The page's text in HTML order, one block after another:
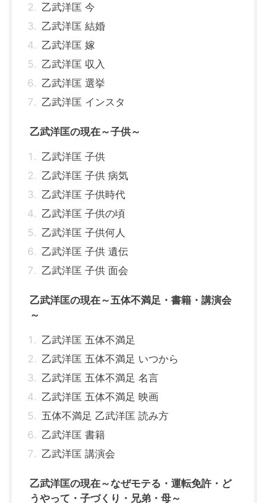
乙武洋匡 今
乙武洋匡 結婚
乙武洋匡 嫁
乙武洋匡 収入
乙武洋匡 選挙
乙武洋匡 インスタ
乙武洋匡の現在～子供～
乙武洋匡 子供
乙武洋匡 子供 病気
乙武洋匡 子供時代
乙武洋匡 子供の頃
乙武洋匡 子供何人
乙武洋匡 子供 遺伝
乙武洋匡 子供 面会
乙武洋匡の現在～五体不満足・書籍・講演会
～
乙武洋匡 五体不満足
乙武洋匡 五体不満足 いつから
乙武洋匡 五体不満足 名言
乙武洋匡 五体不満足 映画
五体不満足 乙武洋匡 読み方
乙武洋匡 書籍
乙武洋匡 講演会
乙武洋匡の現在～なぜモテる・運転免許・ど
うやって・子づくり・兄弟・母～